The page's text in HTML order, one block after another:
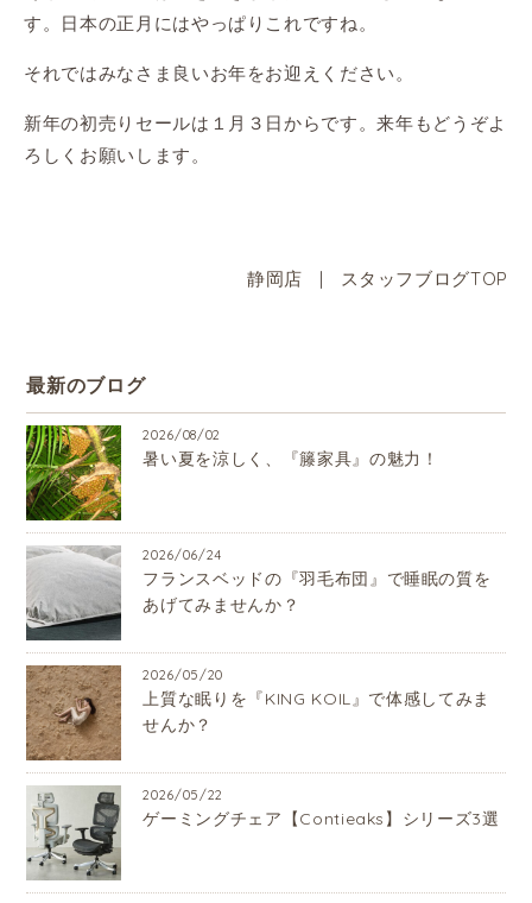
す。日本の正月にはやっぱりこれですね。
それではみなさま良いお年をお迎えください。
新年の初売りセールは１月３日からです。来年もどうぞよ
ろしくお願いします。
静岡店 | スタッフブログTOP
最新のブログ
2026/08/02
暑い夏を涼しく、『籐家具』の魅力！
2026/06/24
フランスベッドの『羽毛布団』で睡眠の質を
あげてみませんか？
2026/05/20
上質な眠りを『KING KOIL』で体感してみま
せんか？
2026/05/22
ゲーミングチェア【Contieaks】シリーズ3選